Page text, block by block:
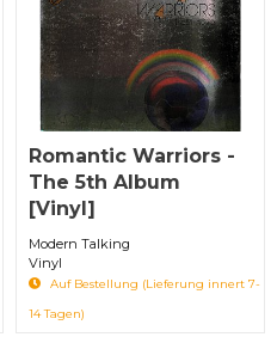
Romantic Warriors -
The 5th Album
[Vinyl]
Modern Talking
Vinyl
Auf Bestellung (Lieferung innert 7-
14 Tagen)